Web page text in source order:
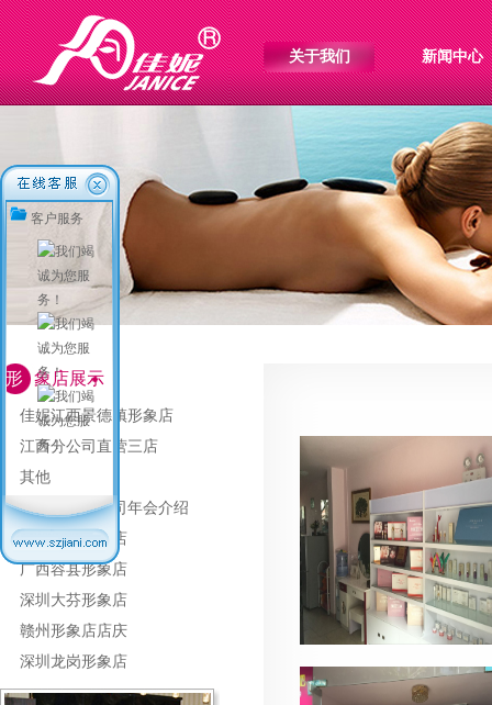
客户服务
关于我们 新闻中心
形 象店展示
佳妮江西景德镇形象店
江西分公司直营三店
其他
活动策划与公司年会介绍
辽宁盘锦形象店
广西容县形象店
深圳大芬形象店
赣州形象店店庆
深圳龙岗形象店